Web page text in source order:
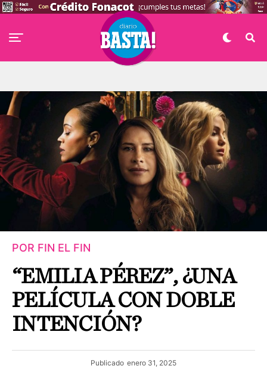
POR FIN EL FIN
“EMILIA PÉREZ”, ¿UNA
PELÍCULA CON DOBLE
INTENCIÓN?
Publicado enero 31, 2025